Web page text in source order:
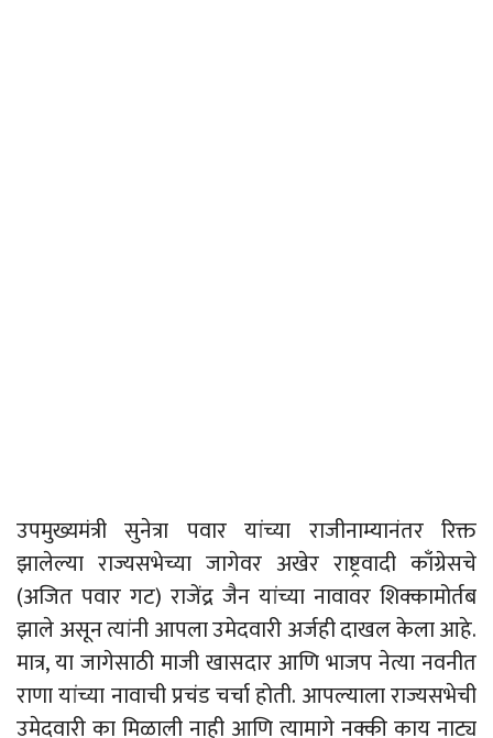
उपमुख्यमंत्री सुनेत्रा पवार यांच्या राजीनाम्यानंतर रिक्त
झालेल्या राज्यसभेच्या जागेवर अखेर राष्ट्रवादी काँग्रेसचे
(अजित पवार गट) राजेंद्र जैन यांच्या नावावर शिक्कामोर्तब
झाले असून त्यांनी आपला उमेदवारी अर्जही दाखल केला आहे.
मात्र, या जागेसाठी माजी खासदार आणि भाजप नेत्या नवनीत
राणा यांच्या नावाची प्रचंड चर्चा होती. आपल्याला राज्यसभेची
उमेदवारी का मिळाली नाही आणि त्यामागे नक्की काय नाट्य